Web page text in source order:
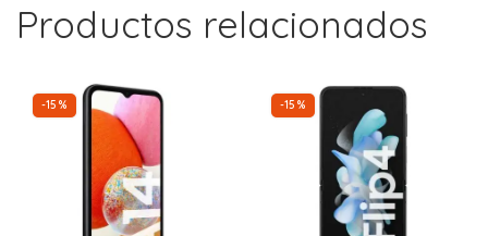
Productos relacionados
-15% -15%